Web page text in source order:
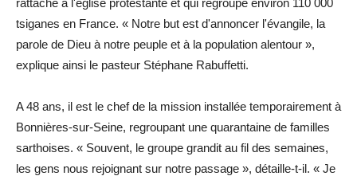
rattaché à l'église protestante et qui regroupe environ 110 000
tsiganes en France. « Notre but est d'annoncer l'évangile, la
parole de Dieu à notre peuple et à la population alentour »,
explique ainsi le pasteur Stéphane Rabuffetti.
A 48 ans, il est le chef de la mission installée temporairement à
Bonnières-sur-Seine, regroupant une quarantaine de familles
sarthoises. « Souvent, le groupe grandit au fil des semaines,
les gens nous rejoignant sur notre passage », détaille-t-il. « Je